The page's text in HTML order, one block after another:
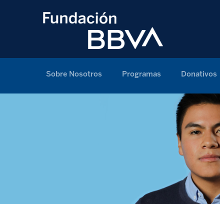
Sobre Nosotros Programas Donativos